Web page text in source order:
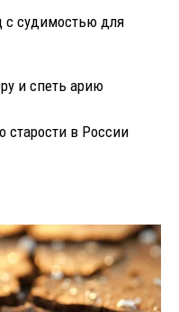
с судимостью для
и спеть арию
старости в России